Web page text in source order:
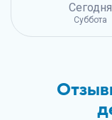
Сегодня
Суббота